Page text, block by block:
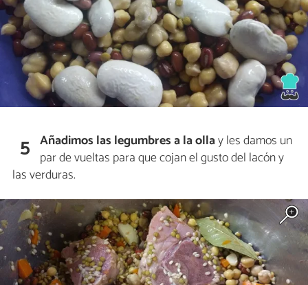
5 Añadimos las legumbres a la ollay les damos un
par de vueltas para que cojan el gusto del lacón y
las verduras.